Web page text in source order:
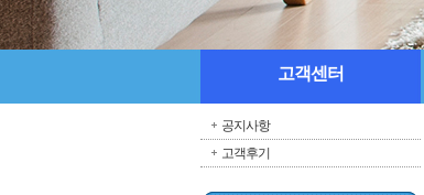
고객센터
공지사항
고객후기